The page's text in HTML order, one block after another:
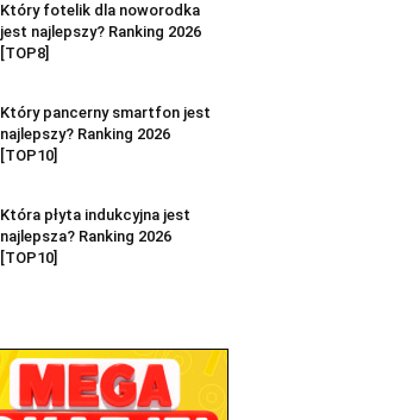
Który fotelik dla noworodka
jest najlepszy? Ranking 2026
[TOP8]
Który pancerny smartfon jest
najlepszy? Ranking 2026
[TOP10]
Która płyta indukcyjna jest
najlepsza? Ranking 2026
[TOP10]